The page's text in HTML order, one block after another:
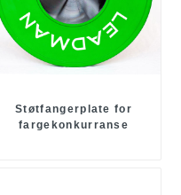
Støtfangerplate for
fargekonkurranse